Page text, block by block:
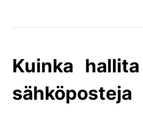
Kuinka
sähköposteja